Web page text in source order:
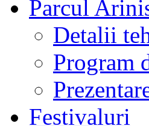
Parcul
Detalii
Program
Festivaluri